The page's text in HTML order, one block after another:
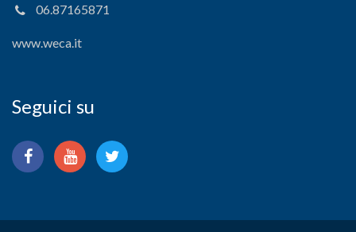
06.87165871
www.weca.it
Seguici su